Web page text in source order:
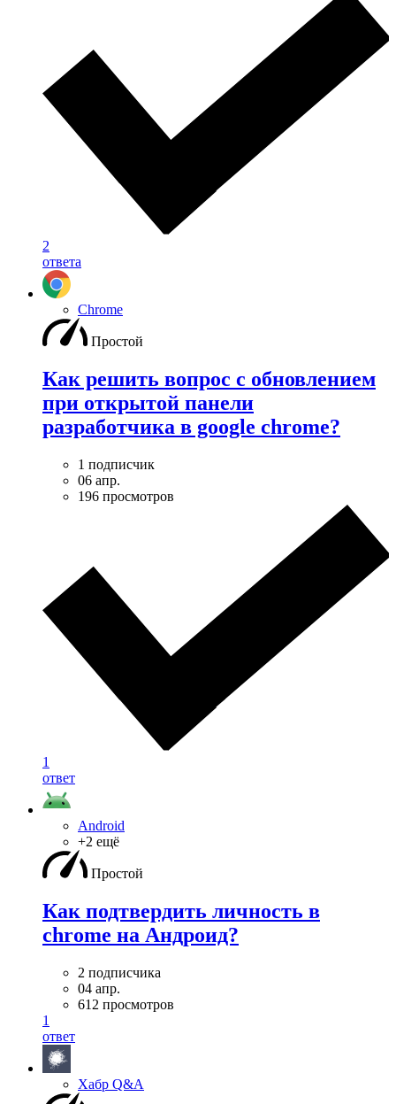
2
ответа
Chrome
Простой
Как решить вопрос с обновлением
при открытой панели
разработчика в google chrome?
1 подписчик
06 апр.
196 просмотров
1
ответ
Android
+2 ещё
Простой
Как подтвердить личность в
chrome на Андроид?
2 подписчика
04 апр.
612 просмотров
1
ответ
Хабр Q&A